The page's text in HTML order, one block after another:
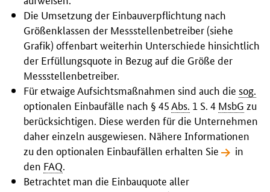
Die Umsetzung der Einbauverpflichtung nach
Größenklassen der Messstellenbetreiber (siehe
Grafik) offenbart weiterhin Unterschiede hinsichtlich
der Erfüllungsquote in Bezug auf die Größe der
Messstellenbetreiber.
Für etwaige Aufsichtsmaßnahmen sind auch die sog.
optionalen Einbaufälle nach § 45 Abs. 1 S. 4 MsbG zu
berücksichtigen. Diese werden für die Unternehmen
daher einzeln ausgewiesen. Nähere Informationen
zu den optionalen Einbaufällen erhalten Sie
in
den FAQ
Betrachtet man die Einbauquote aller